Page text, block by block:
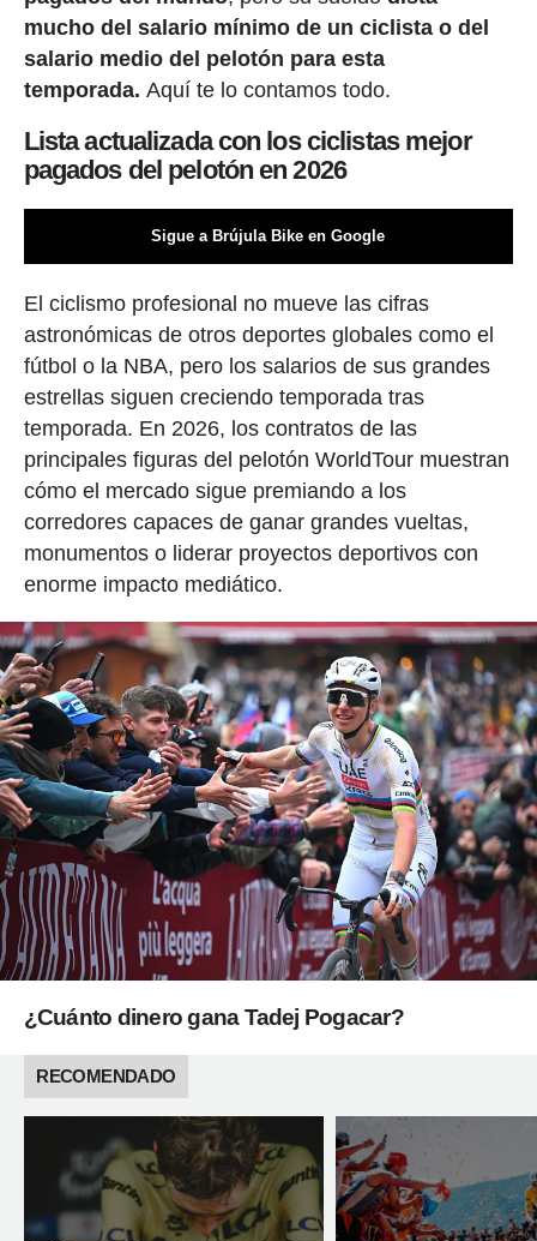
mucho del salario mínimo de un ciclista o del
salario medio del pelotón para esta
temporada. Aquí te lo contamos todo.
Lista actualizada con los ciclistas mejor
pagados del pelotón en 2026
Sigue a Brújula Bike en Google
El ciclismo profesional no mueve las cifras
astronómicas de otros deportes globales como el
fútbol o la NBA, pero los salarios de sus grandes
estrellas siguen creciendo temporada tras
temporada. En 2026, los contratos de las
principales figuras del pelotón WorldTour muestran
cómo el mercado sigue premiando a los
corredores capaces de ganar grandes vueltas,
monumentos o liderar proyectos deportivos con
enorme impacto mediático.
¿Cuánto dinero gana Tadej Pogacar?
RECOMENDADO